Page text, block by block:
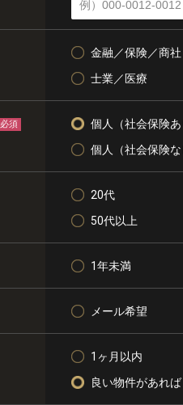
金融／保険／商社
士業／医療
必須 個人（社会保険あ
個人（社会保険な
20代
50代以上
1年未満
メール希望
1ヶ月以内
良い物件があれば